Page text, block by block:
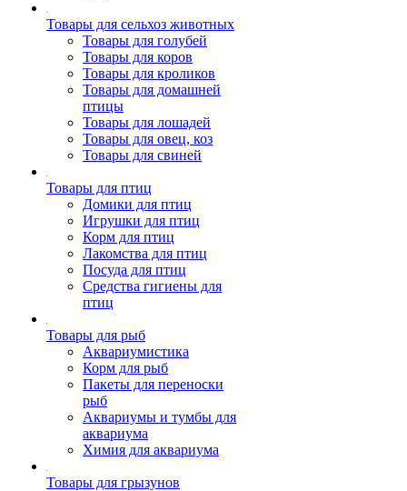
Товары для сельхоз животных
Товары для голубей
Товары для коров
Товары для кроликов
Товары для домашней
птицы
Товары для лошадей
Товары для овец, коз
Товары для свиней
Товары для птиц
Домики для птиц
Игрушки для птиц
Корм для птиц
Лакомства для птиц
Посуда для птиц
Средства гигиены для
птиц
Товары для рыб
Аквариумистика
Корм для рыб
Пакеты для переноски
рыб
Аквариумы и тумбы для
аквариума
Химия для аквариума
Товары для грызунов